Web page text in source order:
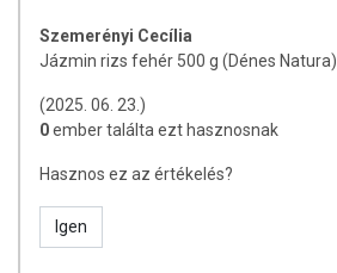
Szemerényi Cecília
Jázmin rizs fehér 500 g (Dénes Natura)
(2025. 06. 23.)
0ember találta ezt hasznosnak
Hasznos ez az értékelés?
Igen